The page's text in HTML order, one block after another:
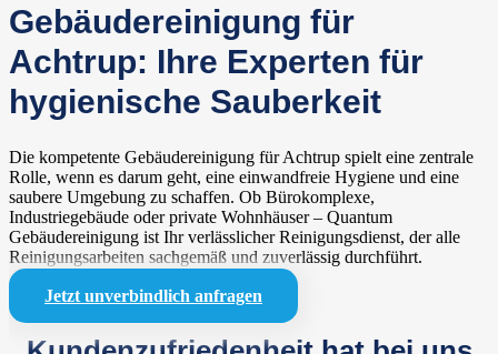
Gebäudereinigung für
Achtrup: Ihre Experten für
hygienische Sauberkeit
Die kompetente Gebäudereinigung für Achtrup spielt eine zentrale
Rolle, wenn es darum geht, eine einwandfreie Hygiene und eine
saubere Umgebung zu schaffen. Ob Bürokomplexe,
Industriegebäude oder private Wohnhäuser – Quantum
Gebäudereinigung ist Ihr verlässlicher Reinigungsdienst, der alle
Reinigungsarbeiten sachgemäß und zuverlässig durchführt.
Jetzt unverbindlich anfragen